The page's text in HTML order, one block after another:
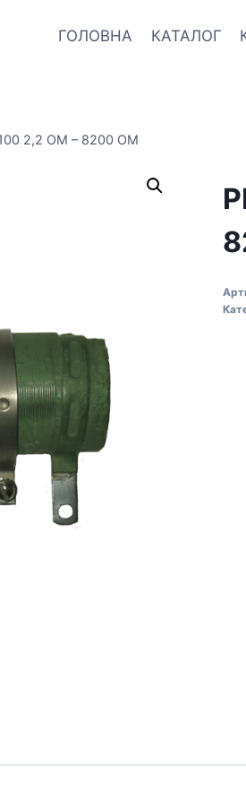
ГОЛОВНА КАТАЛОГ
2,2 ОМ – 8200 ОМ